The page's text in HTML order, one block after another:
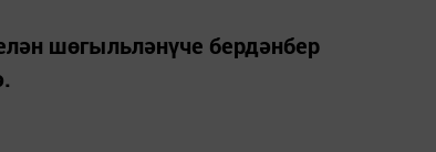
шөгыльләнүче бердәнбер